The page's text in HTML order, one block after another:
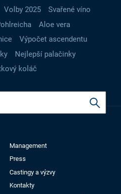
Volby 2025
Svařené víno
Aloe vera
Výpočet ascendentu
Nejlepší palačinky
koláč
Management
Press
Castingy a výzvy
Kontakty